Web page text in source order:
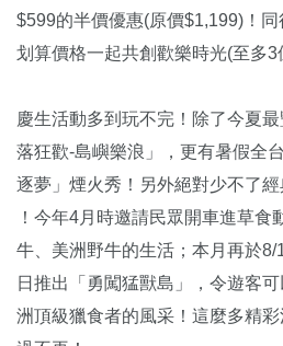
$599的半價優惠(原價$1,199)！
划算價格一起共創歡樂時光(至多3
慶生活動多到玩不完！除了今夏
落狂歡-島嶼樂浪」，更有暑假全
逐夢」煙火秀！另外絕對少不了經
！今年4月時邀請民眾開車進草食
牛、美洲野牛的生活；本月再於8/
日推出「勇闖猛獸島」，令遊客
洲頂級獵食者的風采！這麼多精